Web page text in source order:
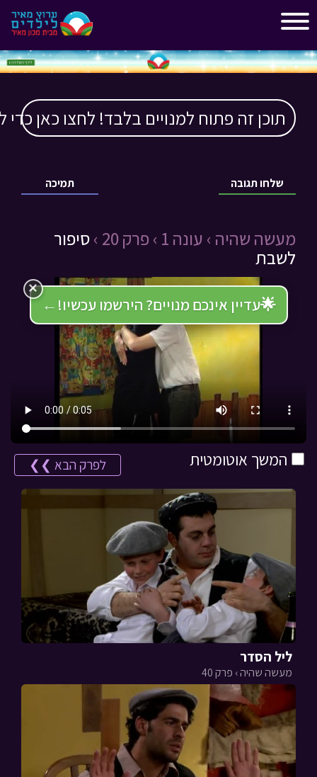
תוכן זה פתוח למנויים בלבד! לחצו כאן כדי
תמיכה שלחו תגובה
מעשה שהיה › עונה 1 › פרק 20 ›
סיפור
לשבת
🌟עדיין אינכם מנויים? הירשמו עכשיו! ←
×
המשך אוטומטית לפרק הבא ❯❯
ליל הסדר
מעשה שהיה › פרק 40